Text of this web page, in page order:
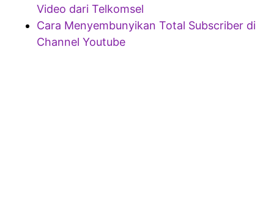
Video dari Telkomsel
Cara Menyembunyikan Total Subscriber di
Channel Youtube